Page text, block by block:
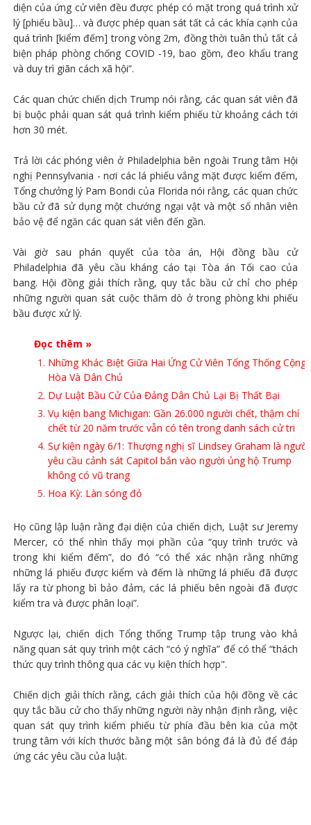
diện của ứng cử viên đều được phép có mặt trong quá trình xử
lý [phiếu bầu]… và được phép quan sát tất cả các khía cạnh của
quá trình [kiểm đếm] trong vòng 2m, đồng thời tuân thủ tất cả
biện pháp phòng chống COVID -19, bao gồm, đeo khẩu trang
và duy trì giãn cách xã hội”.
Các quan chức chiến dịch Trump nói rằng, các quan sát viên đã
bị buộc phải quan sát quá trình kiểm phiếu từ khoảng cách tới
hơn 30 mét.
Trả lời các phóng viên ở Philadelphia bên ngoài Trung tâm Hội
nghị Pennsylvania - nơi các lá phiếu vắng mặt được kiểm đếm,
Tổng chưởng lý Pam Bondi của Florida nói rằng, các quan chức
bầu cử đã sử dụng một chướng ngại vật và một số nhân viên
bảo vệ để ngăn các quan sát viên đến gần.
Vài giờ sau phán quyết của tòa án, Hội đồng bầu cử
Philadelphia đã yêu cầu kháng cáo tại Tòa án Tối cao của
bang. Hội đồng giải thích rằng, quy tắc bầu cử chỉ cho phép
những người quan sát cuộc thăm dò ở trong phòng khi phiếu
bầu được xử lý.
Đọc thêm »
Những Khác Biệt Giữa Hai Ứng Cử Viên Tổng Thống Cộng
Hòa Và Dân Chủ
Dự Luật Bầu Cử Của Đảng Dân Chủ Lại Bị Thất Bại
Vụ kiện bang Michigan: Gần 26.000 người chết, thậm chí
chết từ 20 năm trước vẫn có tên trong danh sách cử tri
Sự kiện ngày 6/1: Thượng nghị sĩ Lindsey Graham là người
yêu cầu cảnh sát Capitol bắn vào người ủng hộ Trump
không có vũ trang
Hoa Kỳ: Làn sóng đỏ
Họ cũng lập luận rằng đại diện của chiến dịch, Luật sư Jeremy
Mercer, có thể nhìn thấy mọi phần của “quy trình trước và
trong khi kiểm đếm”, do đó “có thể xác nhận rằng những
những lá phiếu được kiểm và đếm là những lá phiếu đã được
lấy ra từ phong bì bảo đảm, các lá phiếu bên ngoài đã được
kiểm tra và được phân loại”.
Ngược lại, chiến dịch Tổng thống Trump tập trung vào khả
năng quan sát quy trình một cách “có ý nghĩa” để có thể “thách
thức quy trình thông qua các vụ kiện thích hợp".
Chiến dịch giải thích rằng, cách giải thích của hội đồng về các
quy tắc bầu cử cho thấy những người này nhận định rằng, việc
quan sát quy trình kiểm phiếu từ phía đầu bên kia của một
trung tâm với kích thước bằng một sân bóng đá là đủ để đáp
ứng các yêu cầu của luật.